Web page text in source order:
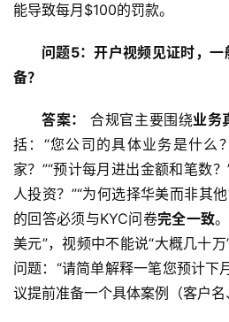
能导致每月$100的罚款。
问题5：开户视频见证时，
备？
答案： 合规官主要围绕业务
括：“您公司的具体业务是什么
家？”“预计每月进出金额和笔数
人投资？”“为何选择华美而非其
的回答必须与KYC问卷完全一致
美元”，视频中不能说“大概几十
问题：“请简单解释一笔您预计下
议提前准备一个具体案例（客户名